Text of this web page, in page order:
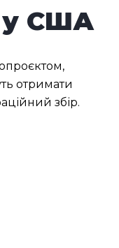
у США
отримати
збір.